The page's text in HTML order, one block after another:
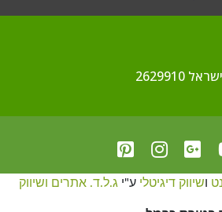
ושיווק דיגיטליע"יג.ל.ד. אתרים ושיווק